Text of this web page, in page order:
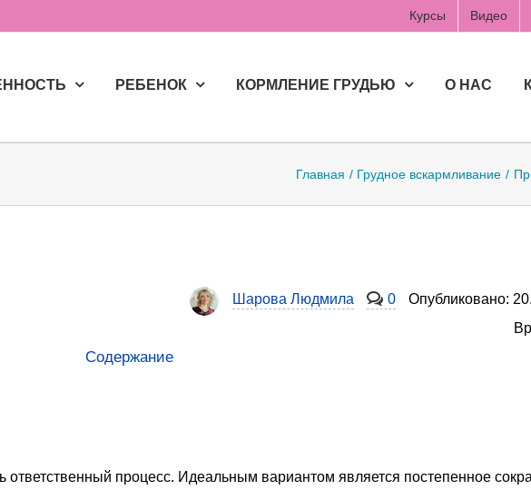
Курсы Видео
РЕБЕНОК КОРМЛЕНИЕ ГРУДЬЮ О НАС
Главная Грудное вскармливание
Шарова Людмила 0 Опубликовано:
Содержание
ответственный процесс. Идеальным вариантом является постепенное